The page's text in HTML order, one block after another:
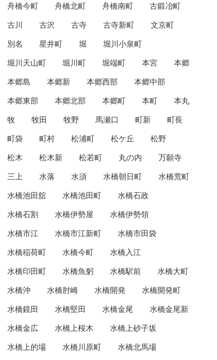
舟橋今町
舟橋北町 舟橋南町
古鍛冶町
古川
古沢 古寺 古寺新町
文京町
別名
星井町 堀
堀川小泉町
堀川天山町
堀川町 堀端町 本宮
本郷
本郷島
本郷新 本郷西部
本郷中部
本郷東部
本郷北部 本郷町 本町
本丸
牧
牧田 牧野 馬瀬口 町新
町長
町袋
町村 松浦町 松ケ丘
松野
松木
松木新 松若町 丸の内
万願寺
三上
水落 水須 水橋朝日町
水橋荒町
水橋池田舘
水橋池田町
水橋石政
水橋石割
水橋伊勢屋
水橋伊勢領
水橋市江
水橋市江新町
水橋市田袋
水橋稲荷町
水橋今町
水橋入江
水橋印田町
水橋魚躬 水橋駅前
水橋大町
水橋沖
水橋肘崎 水橋開発
水橋開発町
水橋鏡田
水橋堅田 水橋金尾
水橋金尾新
水橋金広
水橋上桜木
水橋上砂子坂
水橋上的場
水橋川原町
水橋北馬場